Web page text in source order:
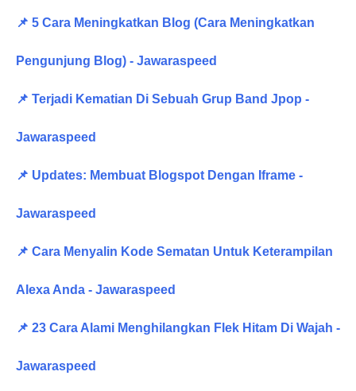
📌 5 Cara Meningkatkan Blog (Cara Meningkatkan
Pengunjung Blog) - Jawaraspeed
📌 Terjadi Kematian Di Sebuah Grup Band Jpop -
Jawaraspeed
📌 Updates: Membuat Blogspot Dengan Iframe -
Jawaraspeed
📌 Cara Menyalin Kode Sematan Untuk Keterampilan
Alexa Anda - Jawaraspeed
📌 23 Cara Alami Menghilangkan Flek Hitam Di Wajah -
Jawaraspeed